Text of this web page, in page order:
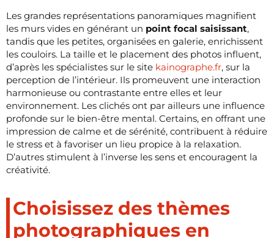
Les grandes représentations panoramiques magnifient
les murs vides en générant un point focal saisissant,
tandis que les petites, organisées en galerie, enrichissent
les couloirs. La taille et le placement des photos influent,
d’après les spécialistes sur le site kainographe.fr, sur la
perception de l’intérieur. Ils promeuvent une interaction
harmonieuse ou contrastante entre elles et leur
environnement. Les clichés ont par ailleurs une influence
profonde sur le bien-être mental. Certains, en offrant une
impression de calme et de sérénité, contribuent à réduire
le stress et à favoriser un lieu propice à la relaxation.
D’autres stimulent à l’inverse les sens et encouragent la
créativité.
Choisissez des thèmes
photographiques en